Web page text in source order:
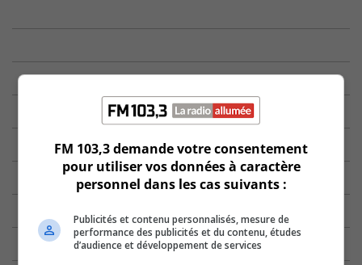
FM 103,3 demande votre consentement
pour utiliser vos données à caractère
personnel dans les cas suivants :
Publicités et contenu personnalisés, mesure de
performance des publicités et du contenu, études
d’audience et développement de services